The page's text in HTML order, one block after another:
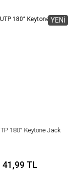
YENİ
180° Keytone Jack
41,99 TL